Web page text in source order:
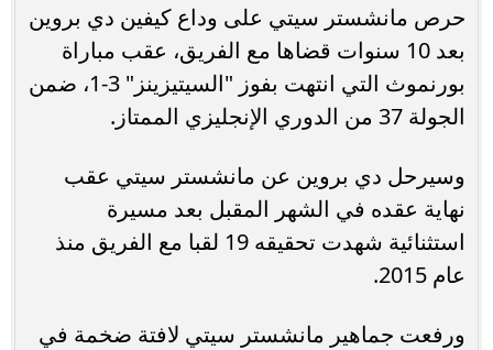
حرص مانشستر سيتي على وداع كيفين دي بروين
بعد 10 سنوات قضاها مع الفريق، عقب مباراة
بورنموث التي انتهت بفوز "السيتيزينز" 3-1، ضمن
الجولة 37 من الدوري الإنجليزي الممتاز.
وسيرحل دي بروين عن مانشستر سيتي عقب
نهاية عقده في الشهر المقبل بعد مسيرة
استثنائية شهدت تحقيقه 19 لقبا مع الفريق منذ
عام 2015.
ورفعت جماهير مانشستر سيتي لافتة ضخمة في